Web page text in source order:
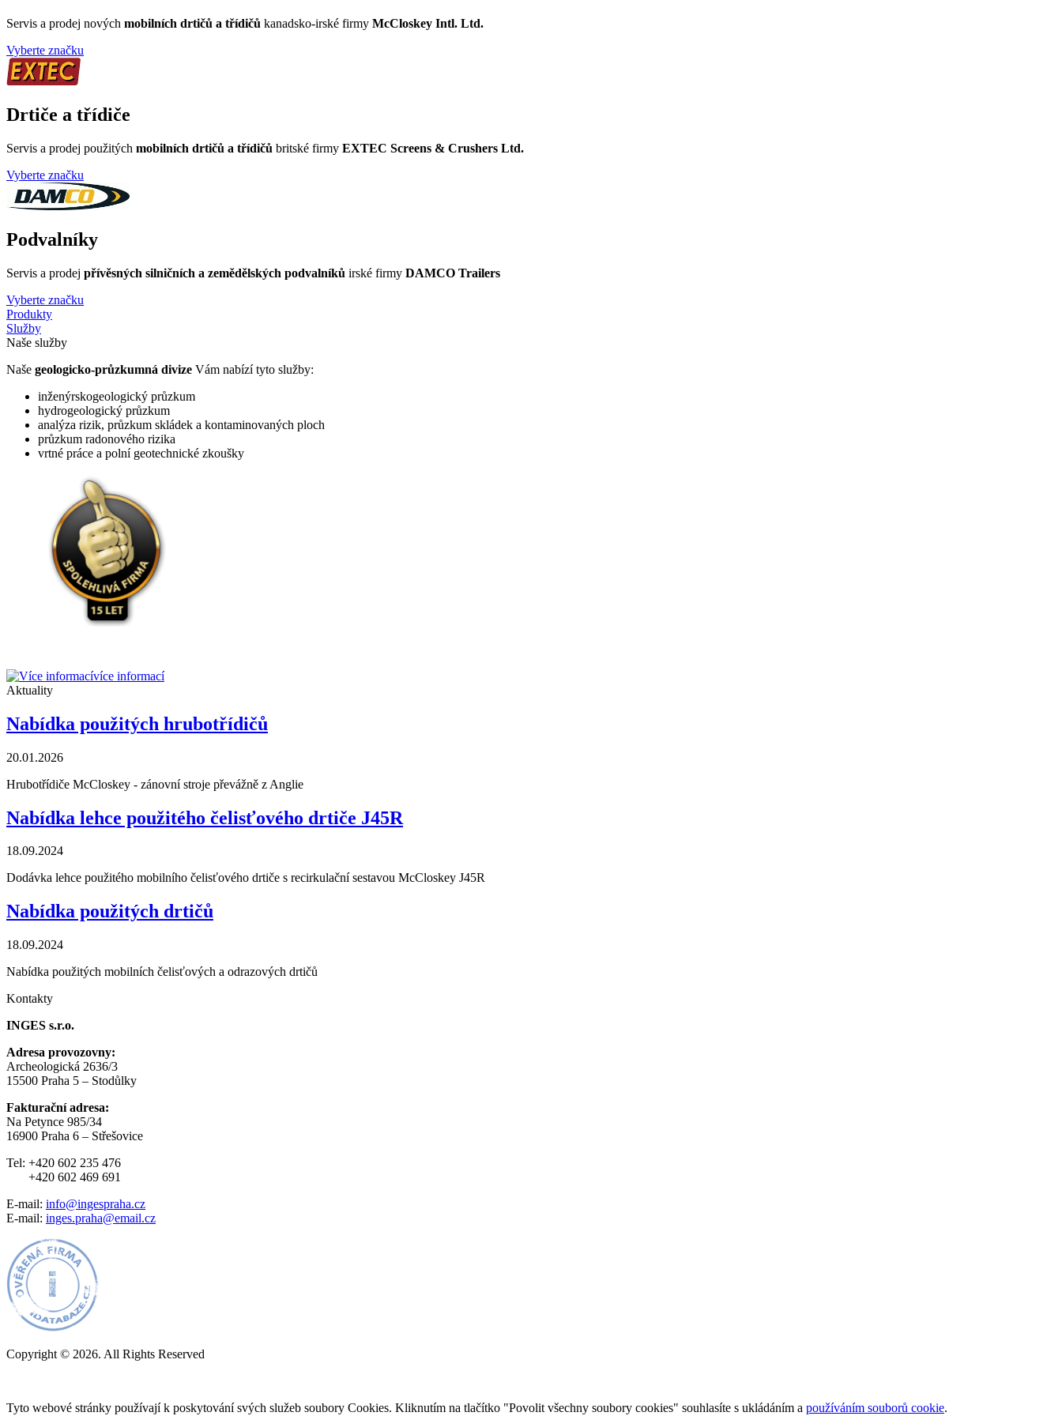
Servis a prodej nových mobilních drtičů a třídičů kanadsko-irské firmy McCloskey Intl. Ltd.
Vyberte značku
Drtiče a třídiče
Servis a prodej použitých mobilních drtičů a třídičů britské firmy EXTEC Screens & Crushers Ltd.
Vyberte značku
Podvalníky
Servis a prodej přívěsných silničních a zemědělských podvalníků irské firmy DAMCO Trailers
Vyberte značku
Produkty
Služby
Naše služby
Naše geologicko-průzkumná divize Vám nabízí tyto služby:
inženýrskogeologický průzkum
hydrogeologický průzkum
analýza rizik, průzkum skládek a kontaminovaných ploch
průzkum radonového rizika
vrtné práce a polní geotechnické zkoušky
více informací
Aktuality
Nabídka použitých hrubotřídičů
20.01.2026
Hrubotřídiče McCloskey - zánovní stroje převážně z Anglie
Nabídka lehce použitého čelisťového drtiče J45R
18.09.2024
Dodávka lehce použitého mobilního čelisťového drtiče s recirkulační sestavou McCloskey J45R
Nabídka použitých drtičů
18.09.2024
Nabídka použitých mobilních čelisťových a odrazových drtičů
Kontakty
INGES s.r.o.
Adresa provozovny:
Archeologická 2636/3
15500 Praha 5 – Stodůlky
Fakturační adresa:
Na Petynce 985/34
16900 Praha 6 – Střešovice
Tel: +420 602 235 476
+420 602 469 691
E-mail: info@ingespraha.cz
E-mail: inges.praha@email.cz
Copyright © 2026. All Rights Reserved
Tyto webové stránky používají k poskytování svých služeb soubory Cookies. Kliknutím na tlačítko "Povolit všechny soubory cookies" souhlasíte s ukládáním a používáním souborů cookie.